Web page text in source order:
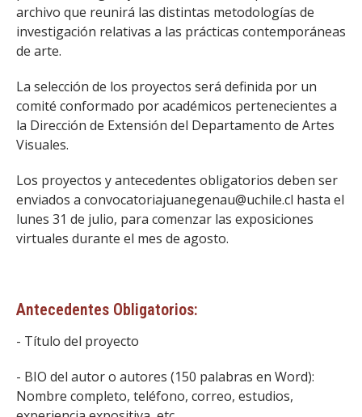
archivo que reunirá las distintas metodologías de
investigación relativas a las prácticas contemporáneas
de arte.
La selección de los proyectos será definida por un
comité conformado por académicos pertenecientes a
la Dirección de Extensión del Departamento de Artes
Visuales.
Los proyectos y antecedentes obligatorios deben ser
enviados a convocatoriajuanegenau@uchile.cl hasta el
lunes 31 de julio, para comenzar las exposiciones
virtuales durante el mes de agosto.
Antecedentes Obligatorios:
- Título del proyecto
- BIO del autor o autores (150 palabras en Word):
Nombre completo, teléfono, correo, estudios,